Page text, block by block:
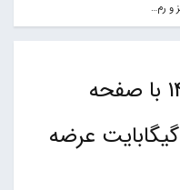
تمامی مدل‌های آیفون 14 با صفحه
نمایش 120 هرتز و رم 6 گیگابایت عرضه